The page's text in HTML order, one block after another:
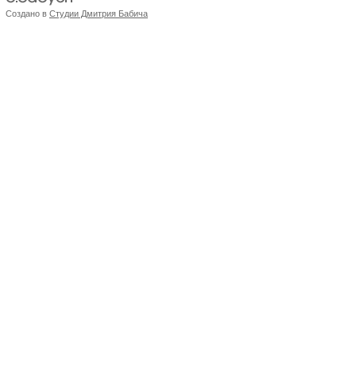
Создано в Студии Дмитрия Бабича